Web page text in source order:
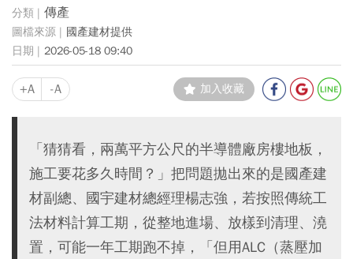
傳產
國產建材提供
2026-05-18 09:40
+A -A 加入收藏
「猜猜看，兩萬平方公尺的半導體廠房樓地板，
施工要花多久時間？」把問題拋出來的是國產建
材副總、國宇建材總經理楊志強，若按照傳統工
法材料計算工期，從整地進場、放樣到清理、澆
置，可能一年工期跑不掉，「但用ALC（蒸壓加